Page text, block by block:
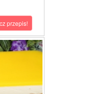
przepis!